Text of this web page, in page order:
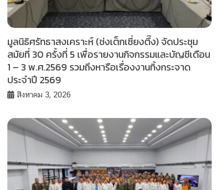
มูลนิธิศรัทธาสงเคราะห์ (ช่งเต็กเซี่ยงตึ๊ง) จัดประชุม
สมัยที่ 30 ครั้งที่ 5 เพื่อรายงานกิจกรรมและบัญชีเดือน
1 – 3 พ.ศ.2569 รวมถึงหารือเรื่องงานทิ้งกระจาด
ประจำปี 2569
สิงหาคม 3, 2026